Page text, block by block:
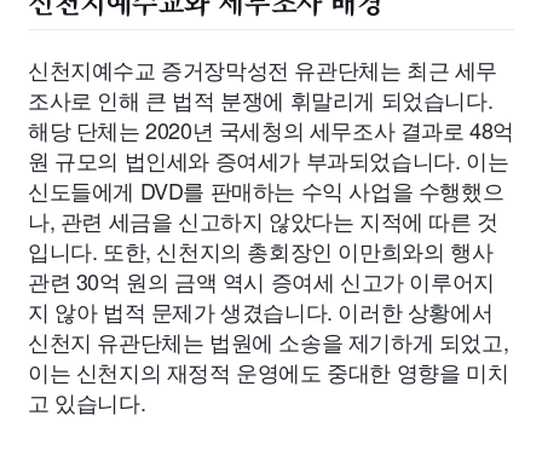
신천지예수교 증거장막성전 유관단체는 최근 세무
조사로 인해 큰 법적 분쟁에 휘말리게 되었습니다.
해당 단체는 2020년 국세청의 세무조사 결과로 48억
원 규모의 법인세와 증여세가 부과되었습니다. 이는
신도들에게 DVD를 판매하는 수익 사업을 수행했으
나, 관련 세금을 신고하지 않았다는 지적에 따른 것
입니다. 또한, 신천지의 총회장인 이만희와의 행사
관련 30억 원의 금액 역시 증여세 신고가 이루어지
지 않아 법적 문제가 생겼습니다. 이러한 상황에서
신천지 유관단체는 법원에 소송을 제기하게 되었고,
이는 신천지의 재정적 운영에도 중대한 영향을 미치
고 있습니다.